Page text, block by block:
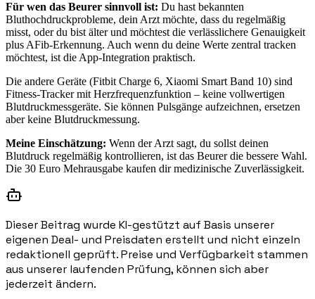
Für wen das Beurer sinnvoll ist: Du hast bekannten
Bluthochdruckprobleme, dein Arzt möchte, dass du regelmäßig
misst, oder du bist älter und möchtest die verlässlichere Genauigkeit
plus AFib-Erkennung. Auch wenn du deine Werte zentral tracken
möchtest, ist die App-Integration praktisch.
Die andere Geräte (Fitbit Charge 6, Xiaomi Smart Band 10) sind
Fitness-Tracker mit Herzfrequenzfunktion – keine vollwertigen
Blutdruckmessgeräte. Sie können Pulsgänge aufzeichnen, ersetzen
aber keine Blutdruckmessung.
Meine Einschätzung: Wenn der Arzt sagt, du sollst deinen
Blutdruck regelmäßig kontrollieren, ist das Beurer die bessere Wahl.
Die 30 Euro Mehrausgabe kaufen dir medizinische Zuverlässigkeit.
Dieser Beitrag wurde KI-gestützt auf Basis unserer
eigenen Deal- und Preisdaten erstellt und nicht einzeln
redaktionell geprüft. Preise und Verfügbarkeit stammen
aus unserer laufenden Prüfung, können sich aber
jederzeit ändern.